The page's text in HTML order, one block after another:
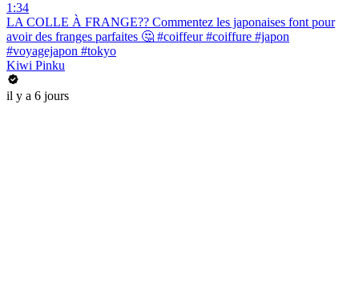
1:34
LA COLLE À FRANGE?? Commentez les japonaises font pour
avoir des franges parfaites 🤔 #coiffeur #coiffure #japon
#voyagejapon #tokyo
Kiwi Pinku
il y a 6 jours